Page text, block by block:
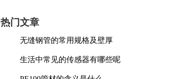
热门文章
无缝钢管的常用规格及壁厚
生活中常见的传感器有哪些呢